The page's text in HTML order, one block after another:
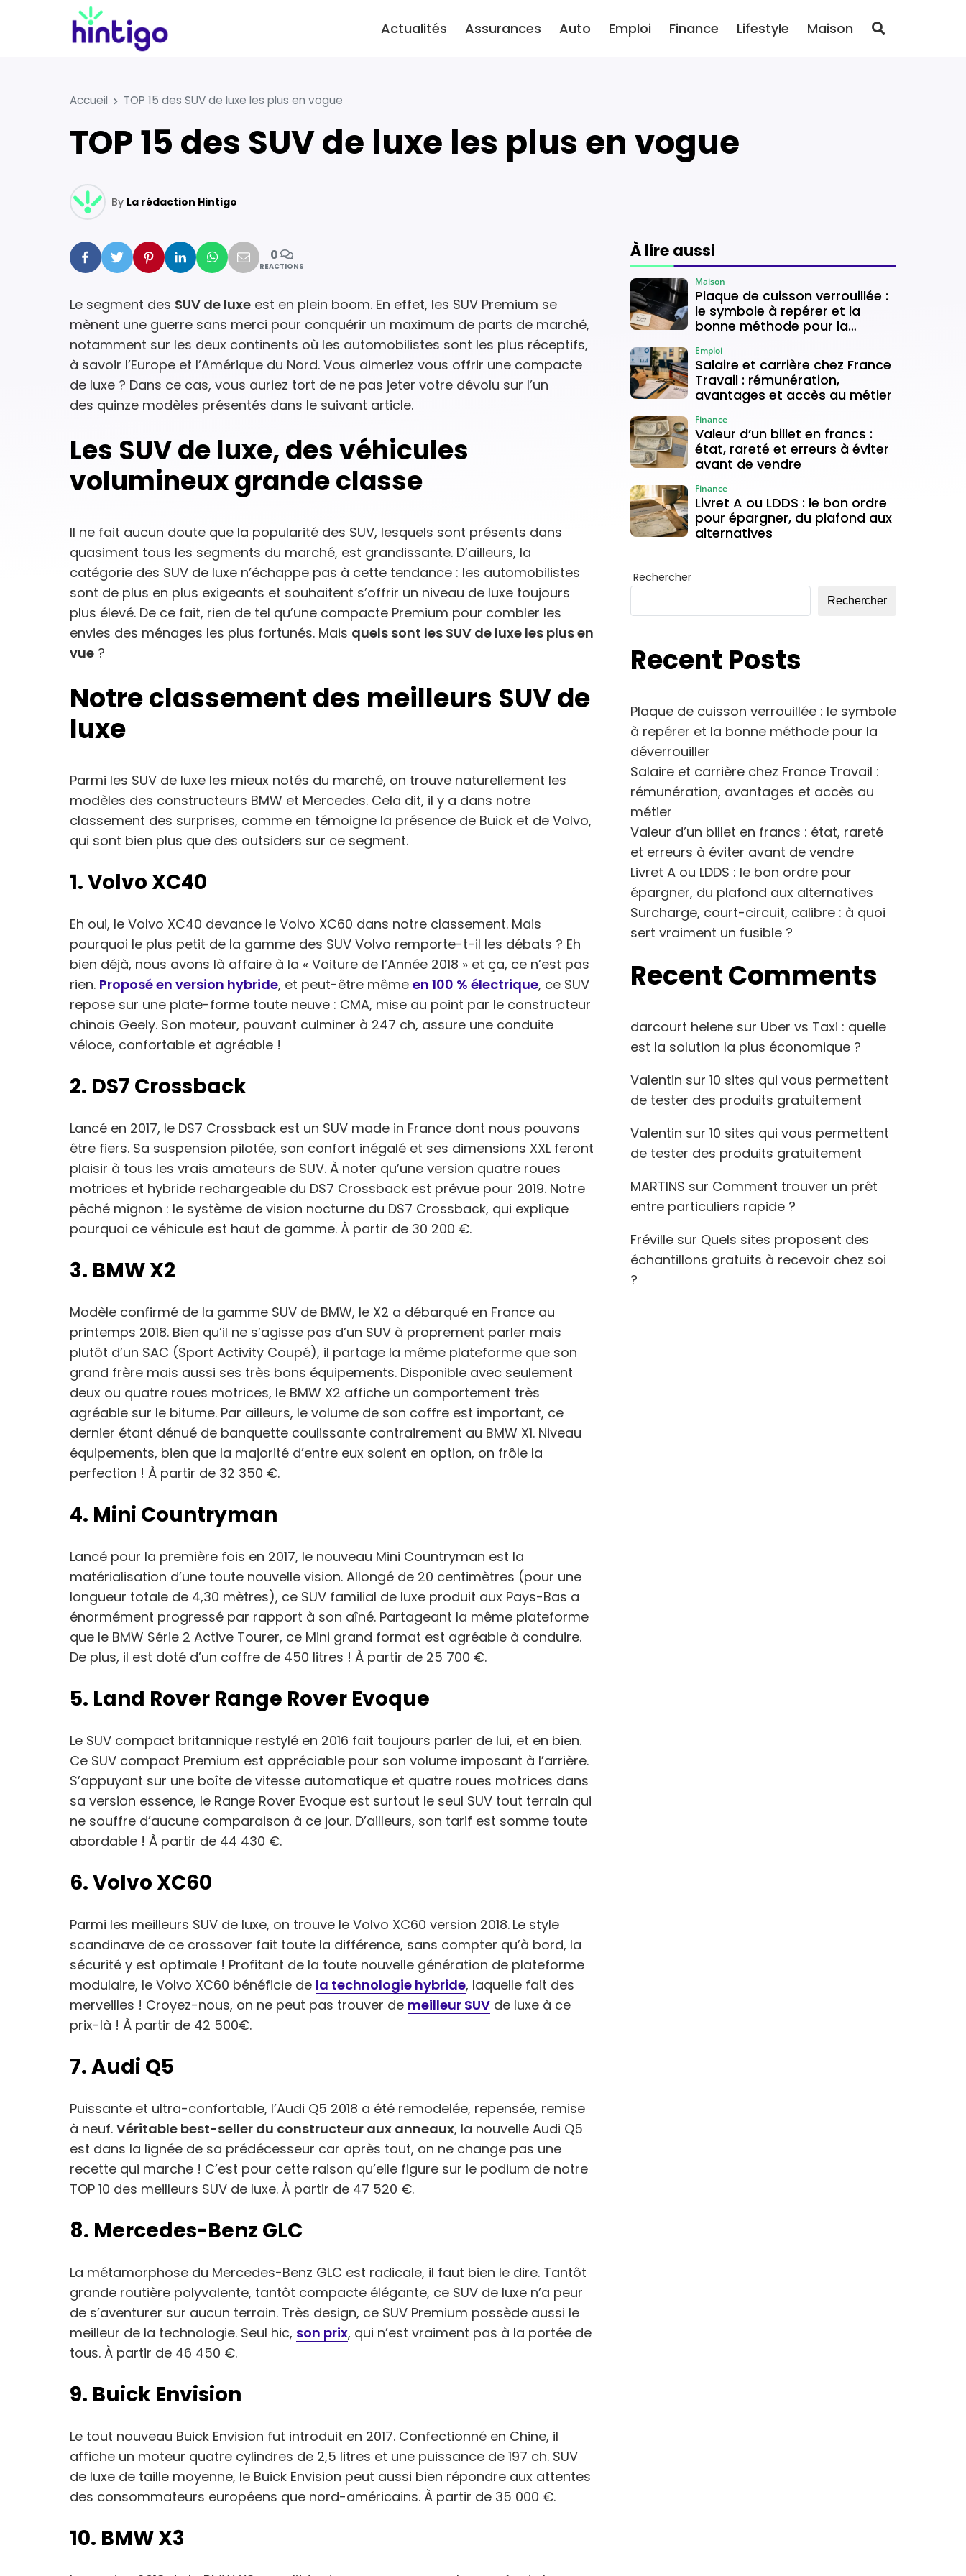
Actualités Assurances Auto Emploi Finance Lifestyle Maison
Accueil TOP 15 des SUV de luxe les plus en vogue
TOP 15 des SUV de luxe les plus en vogue
By La rédaction Hintigo
Facebook
Twitter PinterestLinkedinWhatsapp
Mail0
REACTIONS
Le segment des SUV de luxe est en plein boom. En effet, les SUV Premium se
mènent une guerre sans merci pour conquérir un maximum de parts de marché,
notamment sur les deux continents où les automobilistes sont les plus réceptifs,
à savoir l’Europe et l’Amérique du Nord. Vous aimeriez vous offrir une compacte
de luxe ? Dans ce cas, vous auriez tort de ne pas jeter votre dévolu sur l’un
des quinze modèles présentés dans le suivant article.
Les SUV de luxe, des véhicules
volumineux grande classe
Il ne fait aucun doute que la popularité des SUV, lesquels sont présents dans
quasiment tous les segments du marché, est grandissante. D’ailleurs, la
catégorie des SUV de luxe n’échappe pas à cette tendance : les automobilistes
sont de plus en plus exigeants et souhaitent s’offrir un niveau de luxe toujours
plus élevé. De ce fait, rien de tel qu’une compacte Premium pour combler les
envies des ménages les plus fortunés. Mais quels sont les SUV de luxe les plus en
vue ?
Notre classement des meilleurs SUV de
luxe
Parmi les SUV de luxe les mieux notés du marché, on trouve naturellement les
modèles des constructeurs BMW et Mercedes. Cela dit, il y a dans notre
classement des surprises, comme en témoigne la présence de Buick et de Volvo,
qui sont bien plus que des outsiders sur ce segment.
1. Volvo XC40
Eh oui, le Volvo XC40 devance le Volvo XC60 dans notre classement. Mais
pourquoi le plus petit de la gamme des SUV Volvo remporte-t-il les débats ? Eh
bien déjà, nous avons là affaire à la « Voiture de l’Année 2018 » et ça, ce n’est pas
rien. Proposé en version hybride, et peut-être même en 100 % électrique, ce SUV
repose sur une plate-forme toute neuve : CMA, mise au point par le constructeur
chinois Geely. Son moteur, pouvant culminer à 247 ch, assure une conduite
véloce, confortable et agréable !
2. DS7 Crossback
Lancé en 2017, le DS7 Crossback est un SUV made in France dont nous pouvons
être fiers. Sa suspension pilotée, son confort inégalé et ses dimensions XXL feront
plaisir à tous les vrais amateurs de SUV. À noter qu’une version quatre roues
motrices et hybride rechargeable du DS7 Crossback est prévue pour 2019. Notre
pêché mignon : le système de vision nocturne du DS7 Crossback, qui explique
pourquoi ce véhicule est haut de gamme. À partir de 30 200 €.
3. BMW X2
Modèle confirmé de la gamme SUV de BMW, le X2 a débarqué en France au
printemps 2018. Bien qu’il ne s’agisse pas d’un SUV à proprement parler mais
plutôt d’un SAC (Sport Activity Coupé), il partage la même plateforme que son
grand frère mais aussi ses très bons équipements. Disponible avec seulement
deux ou quatre roues motrices, le BMW X2 affiche un comportement très
agréable sur le bitume. Par ailleurs, le volume de son coffre est important, ce
dernier étant dénué de banquette coulissante contrairement au BMW X1. Niveau
équipements, bien que la majorité d’entre eux soient en option, on frôle la
perfection ! À partir de 32 350 €.
4. Mini Countryman
Lancé pour la première fois en 2017, le nouveau Mini Countryman est la
matérialisation d’une toute nouvelle vision. Allongé de 20 centimètres (pour une
longueur totale de 4,30 mètres), ce SUV familial de luxe produit aux Pays-Bas a
énormément progressé par rapport à son aîné. Partageant la même plateforme
que le BMW Série 2 Active Tourer, ce Mini grand format est agréable à conduire.
De plus, il est doté d’un coffre de 450 litres ! À partir de 25 700 €.
5. Land Rover Range Rover Evoque
Le SUV compact britannique restylé en 2016 fait toujours parler de lui, et en bien.
Ce SUV compact Premium est appréciable pour son volume imposant à l’arrière.
S’appuyant sur une boîte de vitesse automatique et quatre roues motrices dans
sa version essence, le Range Rover Evoque est surtout le seul SUV tout terrain qui
ne souffre d’aucune comparaison à ce jour. D’ailleurs, son tarif est somme toute
abordable ! À partir de 44 430 €.
6. Volvo XC60
Parmi les meilleurs SUV de luxe, on trouve le Volvo XC60 version 2018. Le style
scandinave de ce crossover fait toute la différence, sans compter qu’à bord, la
sécurité y est optimale ! Profitant de la toute nouvelle génération de plateforme
modulaire, le Volvo XC60 bénéficie de la technologie hybride, laquelle fait des
merveilles ! Croyez-nous, on ne peut pas trouver de meilleur SUV de luxe à ce
prix-là ! À partir de 42 500€.
7. Audi Q5
Puissante et ultra-confortable, l’Audi Q5 2018 a été remodelée, repensée, remise
à neuf. Véritable best-seller du constructeur aux anneaux, la nouvelle Audi Q5
est dans la lignée de sa prédécesseur car après tout, on ne change pas une
recette qui marche ! C’est pour cette raison qu’elle figure sur le podium de notre
TOP 10 des meilleurs SUV de luxe. À partir de 47 520 €.
8. Mercedes-Benz GLC
La métamorphose du Mercedes-Benz GLC est radicale, il faut bien le dire. Tantôt
grande routière polyvalente, tantôt compacte élégante, ce SUV de luxe n’a peur
de s’aventurer sur aucun terrain. Très design, ce SUV Premium possède aussi le
meilleur de la technologie. Seul hic, son prix, qui n’est vraiment pas à la portée de
tous. À partir de 46 450 €.
9. Buick Envision
Le tout nouveau Buick Envision fut introduit en 2017. Confectionné en Chine, il
affiche un moteur quatre cylindres de 2,5 litres et une puissance de 197 ch. SUV
de luxe de taille moyenne, le Buick Envision peut aussi bien répondre aux attentes
des consommateurs européens que nord-américains. À partir de 35 000 €.
10. BMW X3
À lire aussi
Plaque de cuisson verrouillée :
le symbole à repérer et la
bonne méthode pour la
Maison
Salaire et carrière chez France
Travail : rémunération,
avantages et accès au métier
Emploi
Valeur d’un billet en francs :
état, rareté et erreurs à éviter
avant de vendre
Finance
Livret A ou LDDS : le bon ordre
pour épargner, du plafond aux
alternatives
Finance
Rechercher
Rechercher
Recent Posts
Plaque de cuisson verrouillée : le symbole
à repérer et la bonne méthode pour la
déverrouiller
Salaire et carrière chez France Travail :
rémunération, avantages et accès au
métier
Valeur d’un billet en francs : état, rareté
et erreurs à éviter avant de vendre
Livret A ou LDDS : le bon ordre pour
épargner, du plafond aux alternatives
Surcharge, court-circuit, calibre : à quoi
sert vraiment un fusible ?
Recent Comments
darcourt helene sur Uber vs Taxi : quelle
est la solution la plus économique ?
Valentin sur 10 sites qui vous permettent
de tester des produits gratuitement
Valentin sur 10 sites qui vous permettent
de tester des produits gratuitement
MARTINS sur Comment trouver un prêt
entre particuliers rapide ?
Fréville sur Quels sites proposent des
échantillons gratuits à recevoir chez soi
?